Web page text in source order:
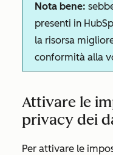
Nota bene:
presenti in
la risorsa
conformità alla
Attivare le
privacy dei
Per attivare le